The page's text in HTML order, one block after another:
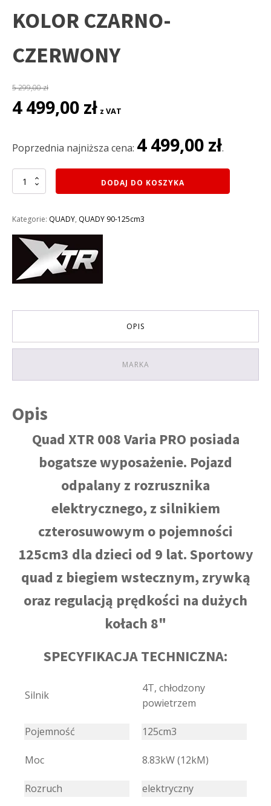
KOLOR CZARNO-
CZERWONY
5 299,00zł
Pierwotna
cena
5
4 499,00 zł cena
4
z VAT
Poprzednia najniższa cena: 4 499,00 zł.
ilość
QUAD
VARIA
008/8PRO+
KOŁA
BIEGI
KOLOR
CZARNO-
DODAJ DO KOSZYKA
Kategorie: QUADY, QUADY 90-125cm3
OPIS
MARKA
Opis
Quad XTR 008 Varia PRO posiada
bogatsze wyposażenie. Pojazd
odpalany z rozrusznika
elektrycznego, z silnikiem
czterosuwowym o pojemności
125cm3 dla dzieci od 9 lat. Sportowy
quad z biegiem wstecznym, zrywką
oraz regulacją prędkości na dużych
kołach 8"
SPECYFIKACJA TECHNICZNA:
Silnik
4T, chłodzony
powietrzem
Pojemność 125cm3
Moc 8.83kW (12kM)
Rozruch elektryczny